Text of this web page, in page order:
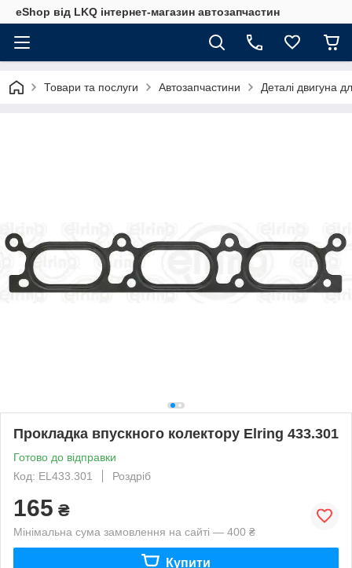
eShop від LKQ інтернет-магазин автозапчастин
Товари та послуги Автозапчастини Деталі двигуна
Прокладка впускного колектору Elring 433.301
Готово до відправки
Код: EL433.301
Роздріб
165 ₴
Мінімальна сума замовлення на сайті — 400 ₴
Купити